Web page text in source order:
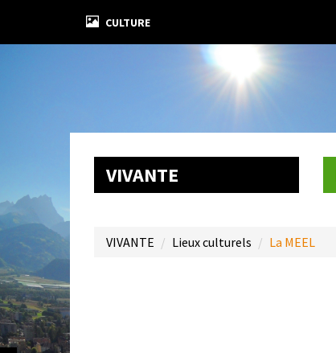
CULTURE
VIVANTE
VIVANTE Lieux culturels La MEEL